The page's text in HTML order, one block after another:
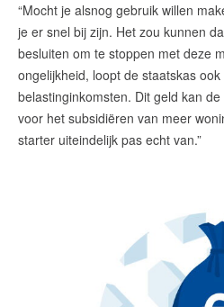
“Mocht je alsnog gebruik willen
je er snel bij zijn. Het zou kunnen
besluiten om te stoppen met deze
ongelijkheid, loopt de staatskas
belastinginkomsten. Dit geld kan
voor het subsidiëren van meer
starter uiteindelijk pas echt van.”